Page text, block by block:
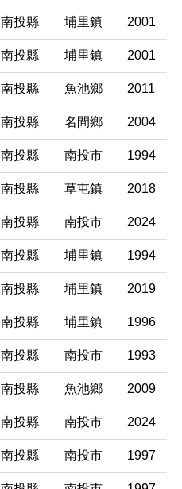
南投縣 埔里鎮 2001
南投縣 埔里鎮 2001
南投縣 魚池鄉 2011
南投縣 名間鄉 2004
南投縣 南投市 1994
南投縣 草屯鎮 2018
南投縣 南投市 2024
南投縣 埔里鎮 1994
南投縣 埔里鎮 2019
南投縣 埔里鎮 1996
南投縣 南投市 1993
南投縣 魚池鄉 2009
南投縣 南投市 2024
南投縣 南投市 1997